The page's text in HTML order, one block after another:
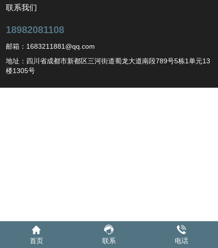
联系我们
18982081108
邮箱：1683211881@qq.com
地址：四川省成都市新都区三河街道蜀龙大道南段789号5栋1单元13
楼1305号
首页 联系 电话